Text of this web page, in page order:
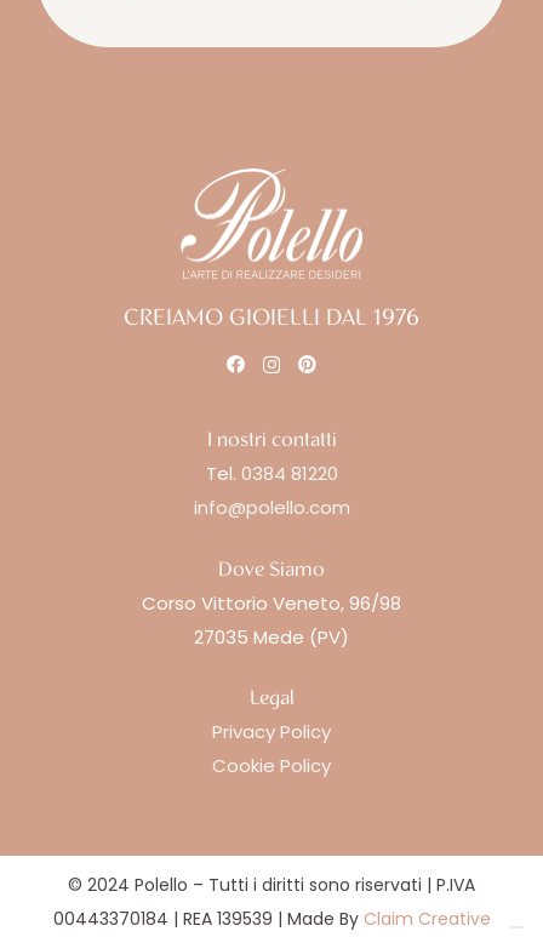
CREIAMO GIOIELLI DAL 1976
I nostri contatti
Tel. 0384 81220
info@polello.com
Dove Siamo
Corso Vittorio Veneto, 96/98
27035 Mede (PV)
Legal
Privacy Policy
Cookie Policy
© 2024 Polello – Tutti i diritti sono riservati | P.IVA
00443370184 | REA 139539 | Made By Claim Creative